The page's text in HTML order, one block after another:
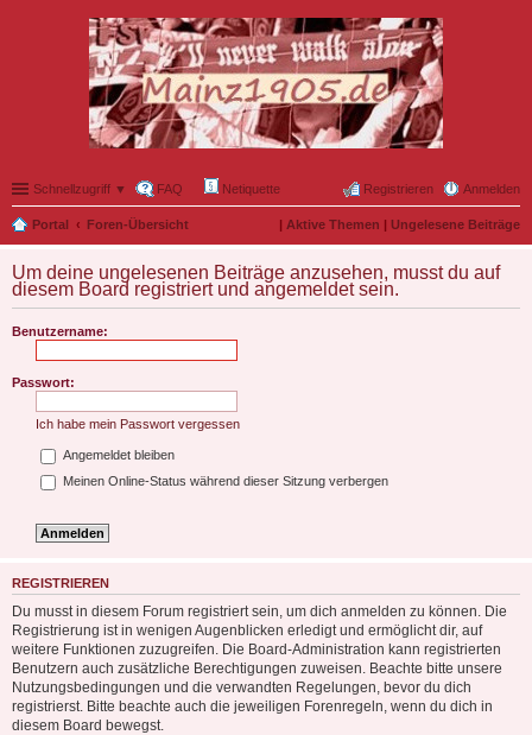
Schnellzugriff ▼ FAQ Netiquette Anmelden
Registrieren
Portal Foren-Übersicht | Aktive Themen | Ungelesene Beiträge
Um deine ungelesenen Beiträge anzusehen, musst du auf
diesem Board registriert und angemeldet sein.
Benutzername:
Passwort:
Ich habe mein Passwort vergessen
Angemeldet bleiben
Meinen Online-Status während dieser Sitzung verbergen
REGISTRIEREN
Du musst in diesem Forum registriert sein, um dich anmelden zu können. Die
Registrierung ist in wenigen Augenblicken erledigt und ermöglicht dir, auf
weitere Funktionen zuzugreifen. Die Board-Administration kann registrierten
Benutzern auch zusätzliche Berechtigungen zuweisen. Beachte bitte unsere
Nutzungsbedingungen und die verwandten Regelungen, bevor du dich
registrierst. Bitte beachte auch die jeweiligen Forenregeln, wenn du dich in
diesem Board bewegst.